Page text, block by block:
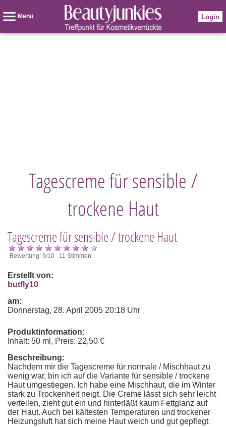
Menü Login
Tagescreme für sensible /
trockene Haut
Tagescreme für sensible / trockene Haut
Bewertung: 9/10 11 Stimmen
Erstellt von:
butfly10
am:
Donnerstag, 28. April 2005 20:18 Uhr
Produktinformation:
Inhalt: 50 ml, Preis: 22,50 €
Beschreibung:
Nachdem mir die Tagescreme für normale / Mischhaut zu
wenig war, bin ich auf die Variante für sensible / trockene
Haut umgestiegen. Ich habe eine Mischhaut, die im Winter
stark zu Trockenheit neigt. Die Creme lässt sich sehr leicht
verteilen, zieht gut ein und hinterläßt kaum Fettglanz auf
der Haut. Auch bei kältesten Temperaturen und trockener
Heizungsluft hat sich meine Haut weich und gut gepflegt